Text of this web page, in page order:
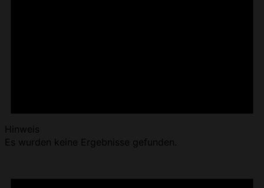
Hinweis
Es wurden keine Ergebnisse gefunden.